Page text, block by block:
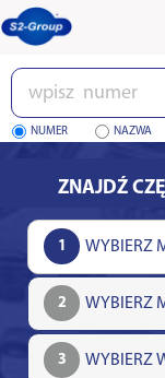
Wpisz
numer
NUMER NAZWA
ZNAJDŹ
1
2
3